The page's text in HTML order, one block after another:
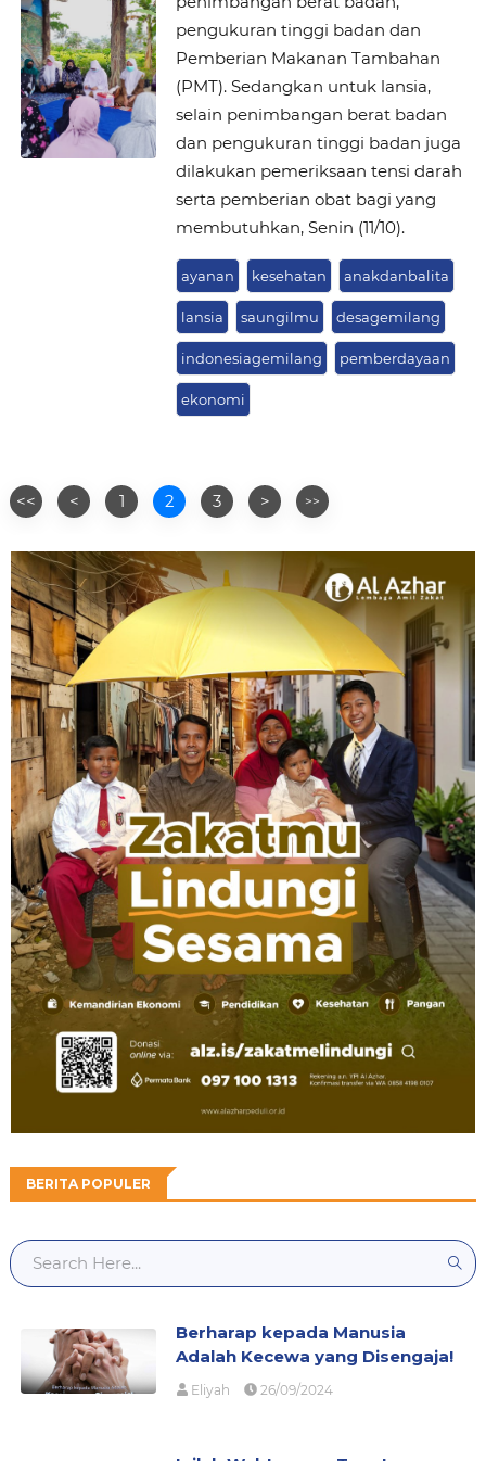
pengukuran tinggi badan dan
Pemberian Makanan Tambahan
(PMT). Sedangkan untuk lansia,
selain penimbangan berat badan
dan pengukuran tinggi badan juga
dilakukan pemeriksaan tensi darah
serta pemberian obat bagi yang
membutuhkan, Senin (11/10).
ayanan kesehatan anakdanbalita
lansia saungilmu desagemilang
indonesiagemilang pemberdayaan
ekonomi
<< < 1 2 3 > >>
BERITA POPULER
Berharap kepada Manusia
Adalah Kecewa yang Disengaja!
Eliyah 26/09/2024